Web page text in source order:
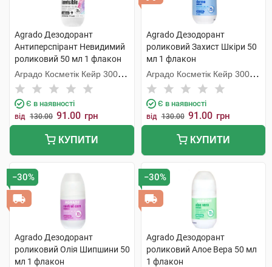
Agrado Дезодорант
Антиперспірант Невидимий
роликовий 50 мл 1 флакон
Аградо Косметік Кейр 3000
С.Л.У.
Є в наявності
від 130.00 91.00 грн
КУПИТИ
Agrado Дезодорант
роликовий Захист Шкіри 50
мл 1 флакон
Аградо Косметік Кейр 3000
С.Л.У.
Є в наявності
від 130.00 91.00 грн
КУПИТИ
−30%
Agrado Дезодорант
роликовий Олія Шипшини 50
мл 1 флакон
−30%
Agrado Дезодорант
роликовий Алое Вера 50 мл
1 флакон